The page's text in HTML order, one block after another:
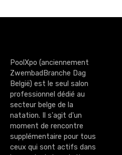
i
a
t
i
o
n
PoolXpo (anciennement
ZwembadBranche Dag
België) est le seul salon
professionnel dédié au
secteur belge de la
natation. Il s'agit d'un
moment de rencontre
supplémentaire pour tous
ceux qui sont actifs dans